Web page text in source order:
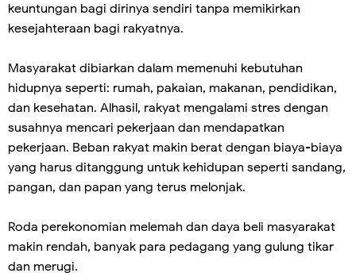
keuntungan bagi dirinya sendiri tanpa memikirkan
kesejahteraan bagi rakyatnya.
Masyarakat dibiarkan dalam memenuhi kebutuhan
hidupnya seperti: rumah, pakaian, makanan, pendidikan,
dan kesehatan. Alhasil, rakyat mengalami stres dengan
susahnya mencari pekerjaan dan mendapatkan
pekerjaan. Beban rakyat makin berat dengan biaya-biaya
yang harus ditanggung untuk kehidupan seperti sandang,
pangan, dan papan yang terus melonjak.
Roda perekonomian melemah dan daya beli masyarakat
makin rendah, banyak para pedagang yang gulung tikar
dan merugi.